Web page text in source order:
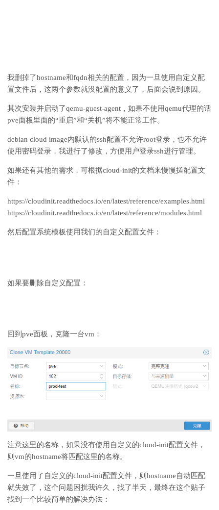
我删掉了hostname和fqdn相关的配置，因为一旦使用自定义配
置文件后，这两个参数就没配置的意义了，后面会说到原因。
其次安装并启动了qemu-guest-agent，如果不使用qemu代理的话
pve面板里面的“重启”和“关机”将不能正常工作。
debian cloud image内默认的ssh配置不允许root登录，也不允许
使用密码登录，我进行了修改，方便用户登录ssh进行管理。
如果还有其他的需求，可根据cloud-init的文档来慢慢搓配置文
件：
https://cloudinit.readthedocs.io/en/latest/reference/examples.html
https://cloudinit.readthedocs.io/en/latest/reference/modules.html
然后配置系统模板使用我们的自定义配置文件：
如果要删除自定义配置：
回到pve面板，克隆一台vm：
注意这里的名称，如果没有使用自定义的cloud-init配置文件，
则vm的hostname将匹配这里的名称。
一旦使用了自定义的cloud-init配置文件，则hostname自动匹配
就失效了，这个问题困扰我许久，找了半天，最终在这个贴子
找到一个比较简单的解决办法：